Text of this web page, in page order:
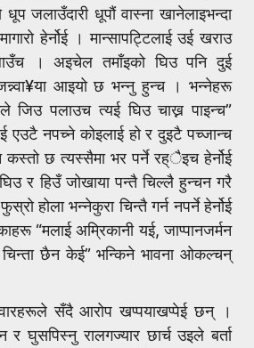
धूप जलाउँदारी धूपौं वास्ना खानेलाइभन्दा
हेर्नोई । मान्सापट्टिलाई उई खराउ
। अइचेल तमाँइको घिउ पनि दुई
आइयो छ भन्नु हुन्च । भन्नेहरू
पलाउच त्यई घिउ चाख्न पाइन्च”
एउटै नपच्ने कोइलाई हो र दुइटै पच्जान्च
छ त्यस्सैमा भर पर्ने रह्ैइच हेर्नोई
र हिउँ जोखाया पन्तै चिल्लै हुन्चन गरै
होला भन्नेकुरा चिन्तै गर्न नपर्ने हेर्नोई
“मलाई अम्रिकानी यई, जाप्पानजर्मन
छैन केई” भन्किने भावना ओकल्चन्
सँदै आरोप खप्पयाखप्पेई छन् ।
र घुसपिस्नु रालगज्यार छार्च उइले बर्ता